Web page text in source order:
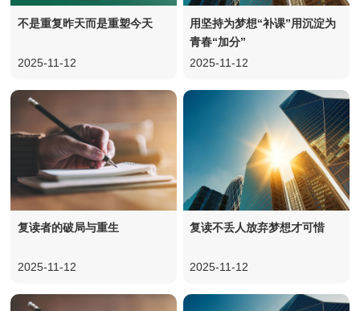
不是重复昨天而是重塑今天
2025-11-12
用坚持为梦想“补课”用沉淀为
青春“加分”
2025-11-12
复读者的破局与重生
2025-11-12
复读不丢人放弃梦想才可惜
2025-11-12